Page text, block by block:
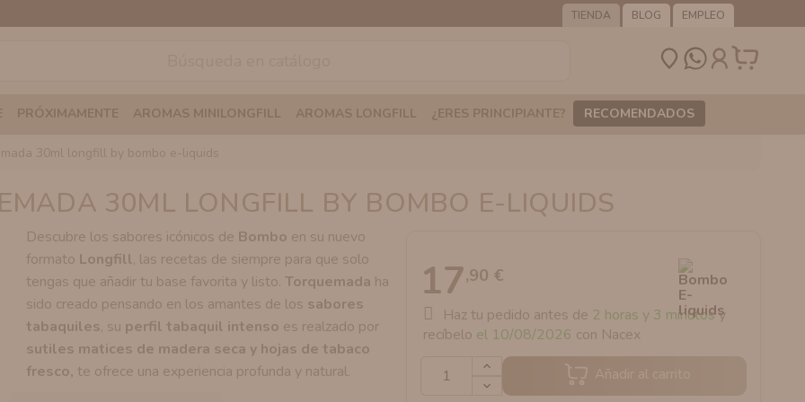
TIENDA BLOG EMPLEO
PRÓXIMAMENTE AROMAS MINILONGFILL AROMAS LONGFILL ¿ERES PRINCIPIANTE? RECOMENDADOS
30ml longfill by bombo e-liquids
30ML LONGFILL BY BOMBO E-LIQUIDS
Descubre los sabores icónicos de Bombo en su nuevo
formato Longfill, las recetas de siempre para que solo
tengas que añadir tu base favorita y listo.Torquemada ha
sido creado pensando en los amantes de los sabores
tabaquiles, su perfil tabaquil intenso es realzado por
sutiles matices de madera seca y hojas de tabaco
fresco, te ofrece una experiencia profunda y natural.
17,90 €
Haz tu pedido antes de 2 horas y 3 minutosy
recíbelo el 10/08/2026 con Nacex
Añadir al carrito